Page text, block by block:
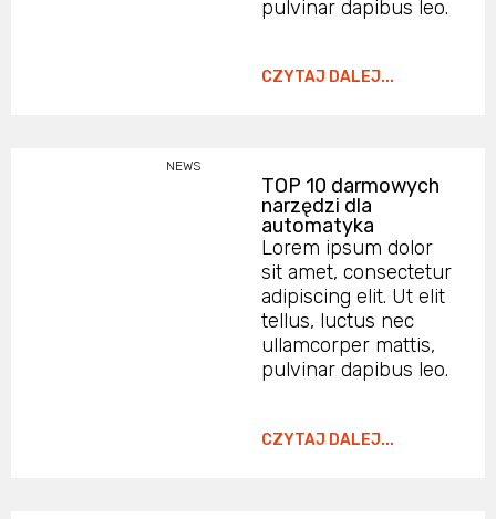
pulvinar dapibus leo.
CZYTAJ DALEJ...
NEWS
TOP 10 darmowych
narzędzi dla
automatyka
Lorem ipsum dolor
sit amet, consectetur
adipiscing elit. Ut elit
tellus, luctus nec
ullamcorper mattis,
pulvinar dapibus leo.
CZYTAJ DALEJ...